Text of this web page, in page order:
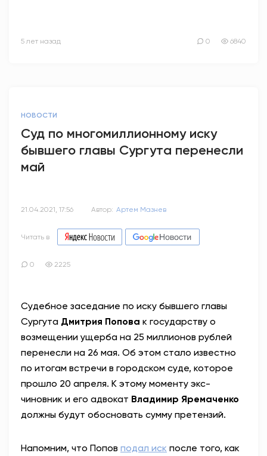
5 лет назад 0 6840
НОВОСТИ
Суд по многомиллионному иску
бывшего главы Сургута перенесли
май
21.04.2021, 17:56 Автор: Артем Мазнев
Читать в
0 2225
Судебное заседание по иску бывшего главы
Сургута Дмитрия Попова к государству о
возмещении ущерба на 25 миллионов рублей
перенесли на 26 мая. Об этом стало известно
по итогам встречи в городском суде, которое
прошло 20 апреля. К этому моменту экс-
чиновник и его адвокат Владимир Яремаченко
должны будут обосновать сумму претензий.
Напомним, что Попов подал иск после того, как